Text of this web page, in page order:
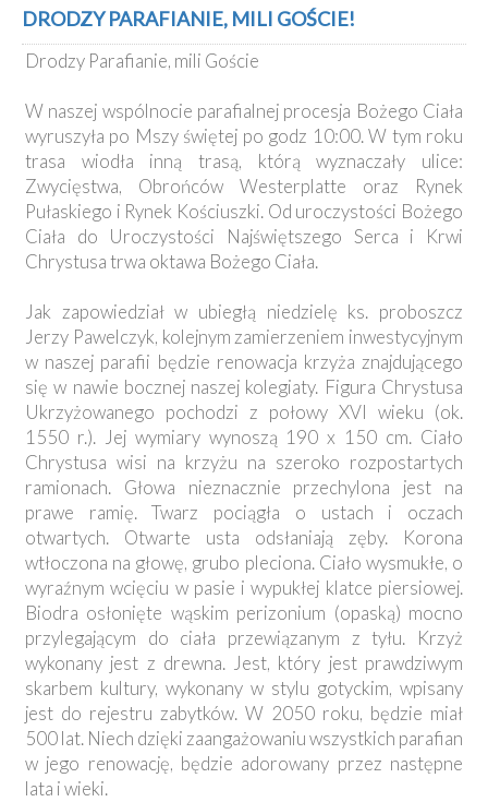
Kancelaria
Galeria
Nowy
Staw
Kapituła
Kolegiacka
Duszpasterze
Polecane
Ochrona
Małoletnich
DRODZY PARAFIANIE, MILI GOŚCIE!
Drodzy Parafianie, mili Goście
W naszej wspólnocie parafialnej procesja Bożego Ciała
wyruszyła po Mszy świętej po godz 10:00. W tym roku
trasa wiodła inną trasą, którą wyznaczały ulice:
Zwycięstwa, Obrońców Westerplatte oraz Rynek
Pułaskiego i Rynek Kościuszki. Od uroczystości Bożego
Ciała do Uroczystości Najświętszego Serca i Krwi
Chrystusa trwa oktawa Bożego Ciała.
Jak zapowiedział w ubiegłą niedzielę ks. proboszcz
Jerzy Pawelczyk, kolejnym zamierzeniem inwestycyjnym
w naszej parafii będzie renowacja krzyża znajdującego
się w nawie bocznej naszej kolegiaty. Figura Chrystusa
Ukrzyżowanego pochodzi z połowy XVI wieku (ok.
1550 r.). Jej wymiary wynoszą 190 x 150 cm. Ciało
Chrystusa wisi na krzyżu na szeroko rozpostartych
ramionach. Głowa nieznacznie przechylona jest na
prawe ramię. Twarz pociągła o ustach i oczach
otwartych. Otwarte usta odsłaniają zęby. Korona
wtłoczona na głowę, grubo pleciona. Ciało wysmukłe, o
wyraźnym wcięciu w pasie i wypukłej klatce piersiowej.
Biodra osłonięte wąskim perizonium (opaską) mocno
przylegającym do ciała przewiązanym z tyłu. Krzyż
wykonany jest z drewna. Jest, który jest prawdziwym
skarbem kultury, wykonany w stylu gotyckim, wpisany
jest do rejestru zabytków. W 2050 roku, będzie miał
500 lat. Niech dzięki zaangażowaniu wszystkich parafian
w jego renowację, będzie adorowany przez następne
lata i wieki.